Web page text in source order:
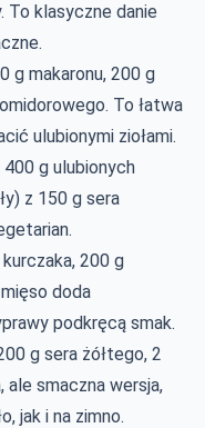
To klasyczne danie
g makaronu, 200 g
To łatwa
ulubionymi ziołami.
400 g ulubionych
z 150 g sera
200 g
doda
podkręcą smak.
g sera żółtego, 2
ale smaczna wersja,
jak i na zimno.